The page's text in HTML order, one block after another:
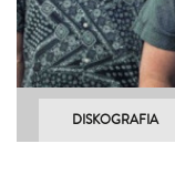
DISKOGRAFIA